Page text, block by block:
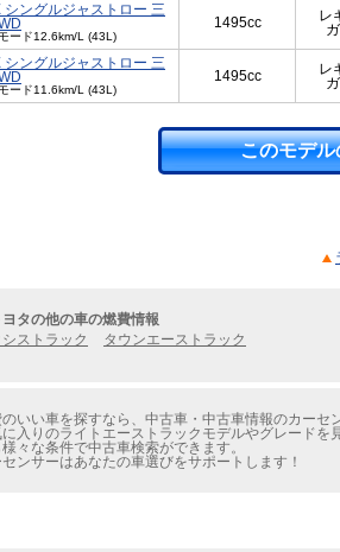
シングルジャストロー 三
ード12.6km/L (43L)
1495cc
レ
シングルジャストロー 三
ード11.6km/L (43L)
1495cc
レ
このモデ
タの他の車の燃費情報
シストラック
タウンエーストラック
いい車を探すなら、中古車・中古車情報のカーセ
に入りのライトエーストラックモデルやグレード
々な条件で中古車検索ができます。
センサーはあなたの車選びをサポートします！